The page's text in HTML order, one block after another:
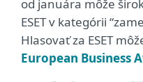
od januára môže
ESET v kategórii
Hlasovať za ESET
European Business